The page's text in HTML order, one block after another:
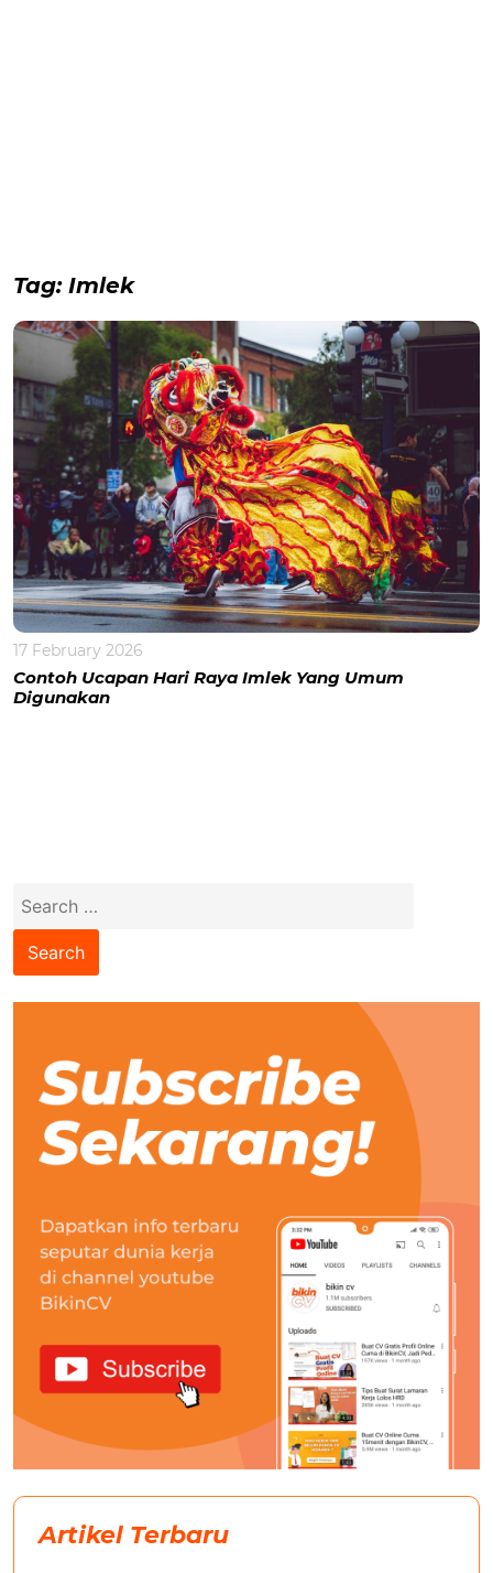
Tag: Imlek
17 February 2026
Contoh Ucapan Hari Raya Imlek Yang Umum
Digunakan
Artikel Terbaru